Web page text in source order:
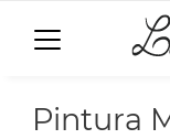
Pintura